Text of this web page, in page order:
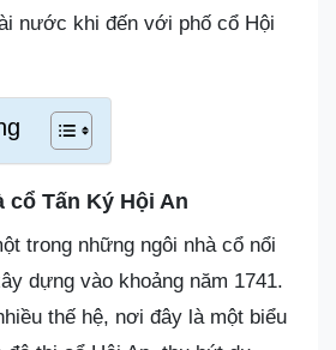
nước khi đến với phố cổ Hội
cổ Tấn Ký Hội An
trong những ngôi nhà cổ nổi
dựng vào khoảng năm 1741.
thế hệ, nơi đây là một biểu